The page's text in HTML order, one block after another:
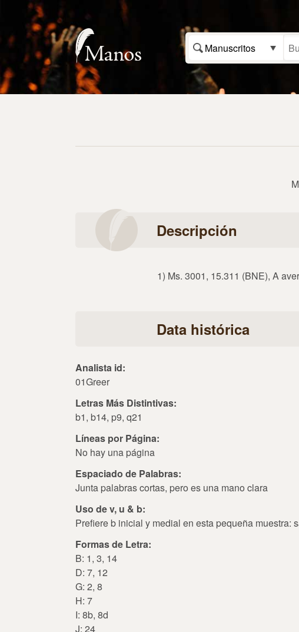
Manuscritos
Descripción
1) Ms. 3001, 15.311 (BNE), A
Data histórica
Analista id:
01Greer
Letras Más Distintivas:
b1, b14, p9, q21
Líneas por Página:
No hay una página
Espaciado de Palabras:
Junta palabras cortas, pero es una mano clara
Uso de v, u & b:
Prefiere b inicial y medial en esta pequeña muestra:
Formas de Letra:
B: 1, 3, 14
D: 7, 12
G: 2, 8
H: 7
I: 8b, 8d
J: 24